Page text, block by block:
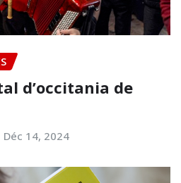
d’occitania de
Déc 14, 2024